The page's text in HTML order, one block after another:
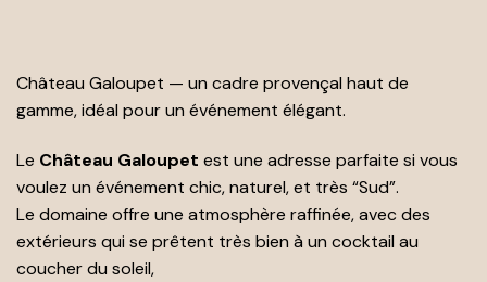
Château Galoupet — un cadre provençal haut de
gamme, idéal pour un événement élégant.
Le Château Galoupet est une adresse parfaite si vous
voulez un événement chic, naturel, et très “Sud”.
Le domaine offre une atmosphère raffinée, avec des
extérieurs qui se prêtent très bien à un cocktail au
coucher du soleil,